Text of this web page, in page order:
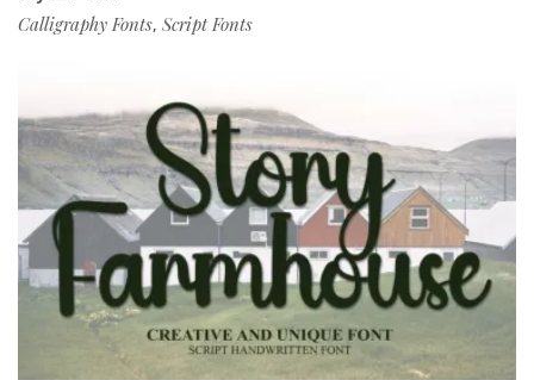
Calligraphy Fonts, Script Fonts